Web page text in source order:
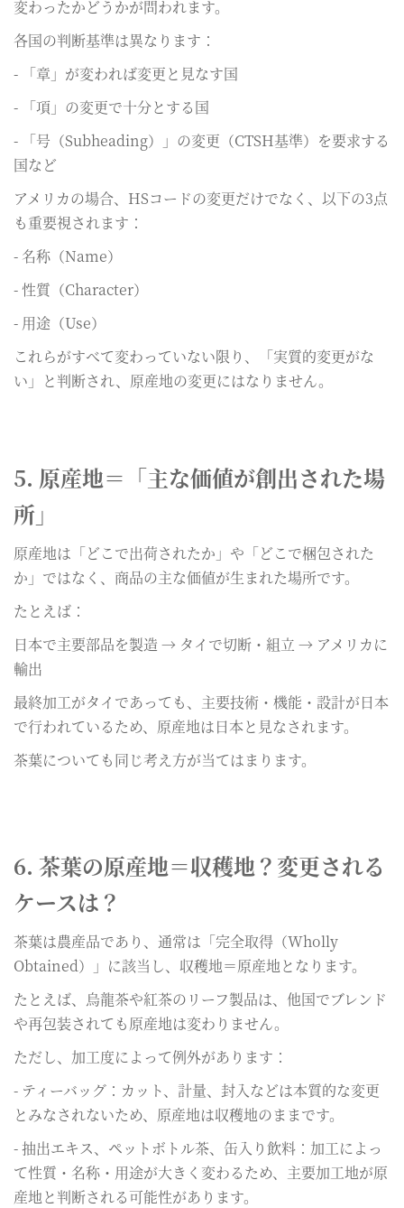
変わったかどうかが問われます。
各国の判断基準は異なります：
- 「章」が変われば変更と見なす国
- 「項」の変更で十分とする国
- 「号（Subheading）」の変更（CTSH基準）を要求する
国など
アメリカの場合、HSコードの変更だけでなく、以下の3点
も重要視されます：
- 名称（Name）
- 性質（Character）
- 用途（Use）
これらがすべて変わっていない限り、「実質的変更がな
い」と判断され、原産地の変更にはなりません。
5. 原産地＝「主な価値が創出された場
所」
原産地は「どこで出荷されたか」や「どこで梱包された
か」ではなく、商品の主な価値が生まれた場所です。
たとえば：
日本で主要部品を製造 → タイで切断・組立 → アメリカに
輸出
最終加工がタイであっても、主要技術・機能・設計が日本
で行われているため、原産地は日本と見なされます。
茶葉についても同じ考え方が当てはまります。
6. 茶葉の原産地＝収穫地？変更される
ケースは？
茶葉は農産品であり、通常は「完全取得（Wholly
Obtained）」に該当し、収穫地＝原産地となります。
たとえば、烏龍茶や紅茶のリーフ製品は、他国でブレンド
や再包装されても原産地は変わりません。
ただし、加工度によって例外があります：
- ティーバッグ：カット、計量、封入などは本質的な変更
とみなされないため、原産地は収穫地のままです。
- 抽出エキス、ペットボトル茶、缶入り飲料：加工によっ
て性質・名称・用途が大きく変わるため、主要加工地が原
産地と判断される可能性があります。